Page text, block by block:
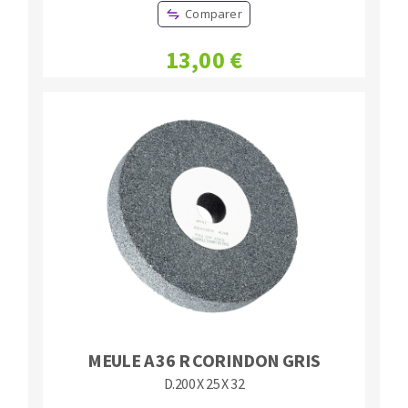
Comparer
13,00 €
MEULE A 36 R CORINDON GRIS
D.200 X 25 X 32